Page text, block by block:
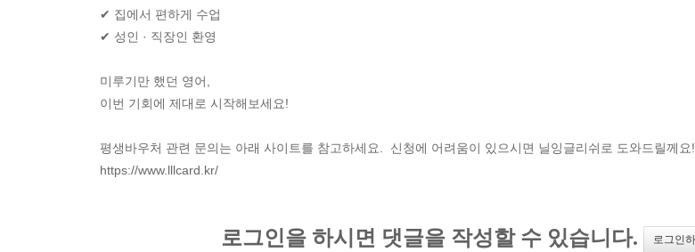
✔ 집에서 편하게 수업
✔ 성인 · 직장인 환영
미루기만 했던 영어,
이번 기회에 제대로 시작해보세요!
평생바우처 관련 문의는 아래 사이트를 참고하세요. 신청에 어려움이 있으시면 닐잉글리쉬로 도와드릴께요!
https://www.lllcard.kr/